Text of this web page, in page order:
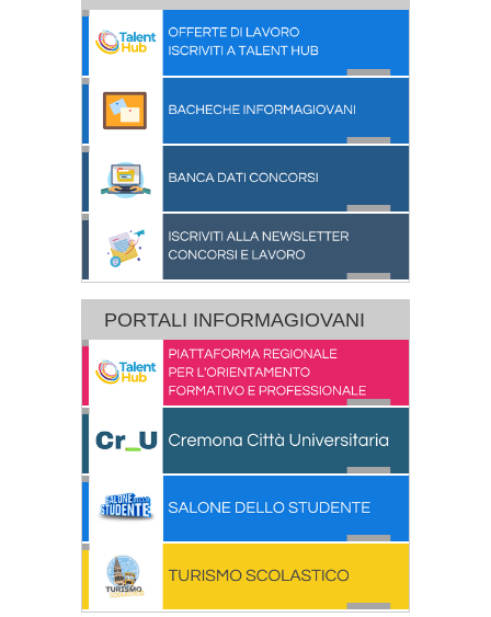
PORTALI INFORMAGIOVANI